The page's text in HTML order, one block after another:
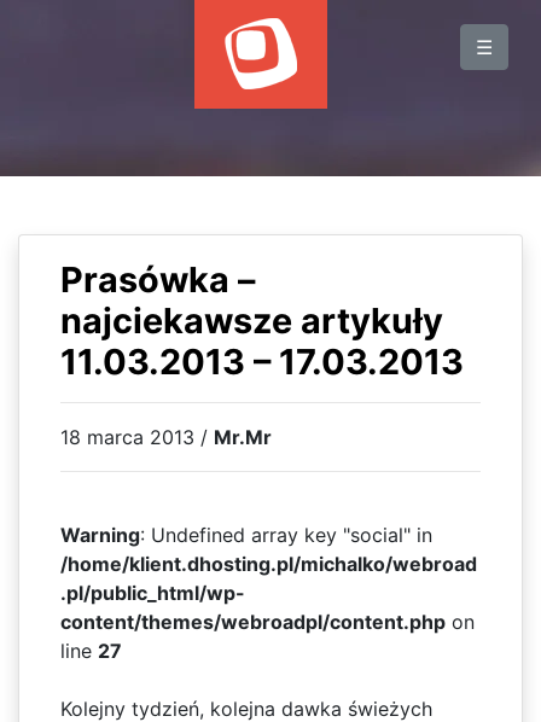
☰
BLOG
WYDARZENIA
HOSTING
Prasówka –
najciekawsze artykuły
11.03.2013 – 17.03.2013
18 marca 2013 / Mr.Mr
Warning: Undefined array key "social" in
/home/klient.dhosting.pl/michalko/webroad
.pl/public_html/wp-
content/themes/webroadpl/content.phpon
line 27
Kolejny tydzień, kolejna dawka świeżych